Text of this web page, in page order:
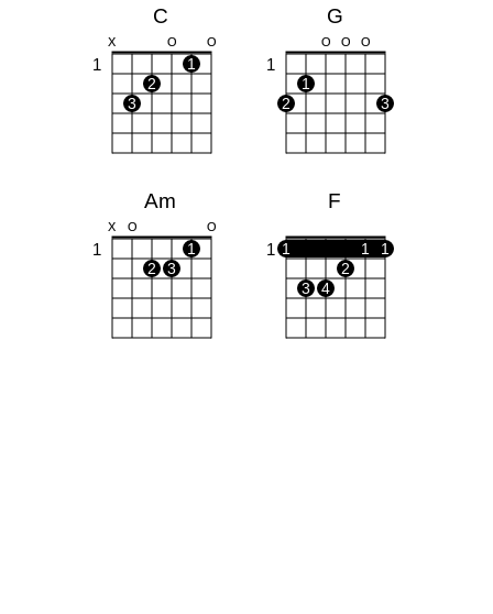
C
X O O
1
1
2
3
G
O O O
1
1
2
3
Am
X O O
1
1
2
3
F
1 1 1
1
2
3
4